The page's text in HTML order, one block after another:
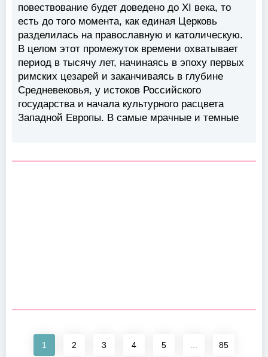
повествование будет доведено до XI века, то
есть до того момента, как единая Церковь
разделилась на православную и католическую.
В целом этот промежуток времени охватывает
период в тысячу лет, начинаясь в эпоху первых
римских цезарей и заканчиваясь в глубине
Средневековья, у истоков Российского
государства и начала культурного расцвета
Западной Европы. В самые мрачные и темные
1 2 3 4 5 85